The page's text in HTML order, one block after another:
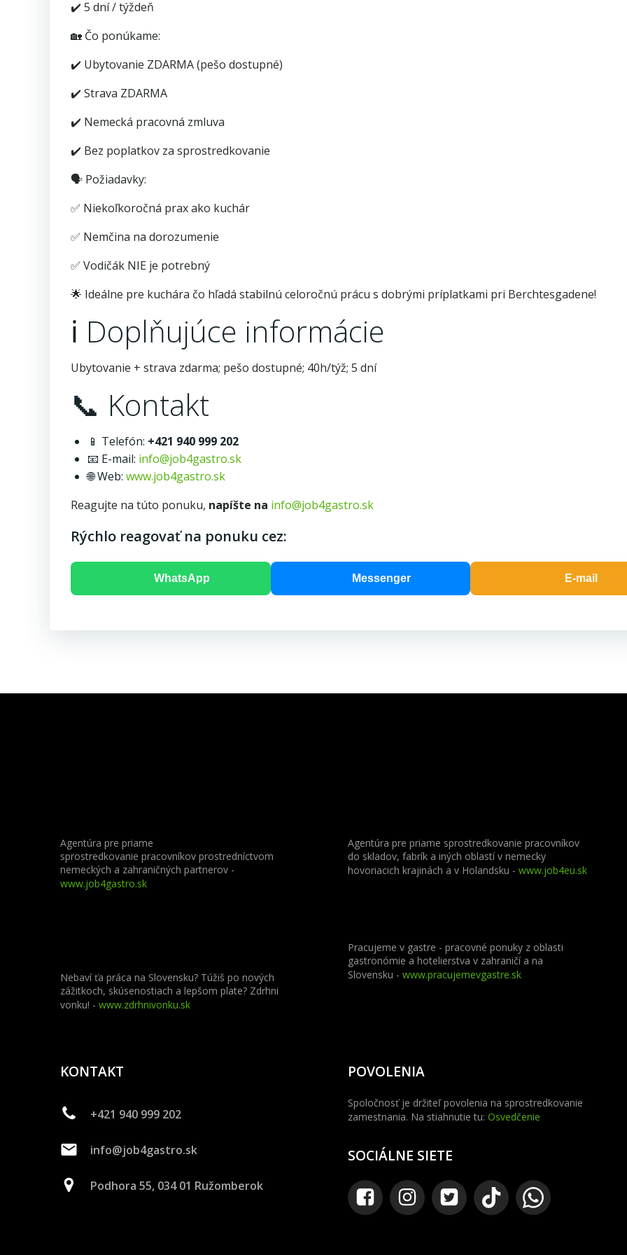
✔️ 5 dní / týždeň
🏡 Čo ponúkame:
✔️ Ubytovanie ZDARMA (pešo dostupné)
✔️ Strava ZDARMA
✔️ Nemecká pracovná zmluva
✔️ Bez poplatkov za sprostredkovanie
🗣️ Požiadavky:
✅ Niekoľkoročná prax ako kuchár
✅ Nemčina na dorozumenie
✅ Vodičák NIE je potrebný
🌟 Ideálne pre kuchára čo hľadá stabilnú celoročnú prácu s dobrými príplatkami pri Berchtesgadene!
ℹ️ Doplňujúce informácie
Ubytovanie + strava zdarma; pešo dostupné; 40h/týž; 5 dní
📞 Kontakt
📱 Telefón: +421 940 999 202
📧 E-mail: info@job4gastro.sk
🌐 Web: www.job4gastro.sk
Reagujte na túto ponuku, napíšte na info@job4gastro.sk
Rýchlo reagovať na ponuku cez:
WhatsApp Messenger E-mail
Agentúra pre priame
sprostredkovanie pracovníkov prostredníctvom
nemeckých a zahraničných partnerov -
www.job4gastro.sk
Nebaví ťa práca na Slovensku? Túžiš po nových
zážitkoch, skúsenostiach a lepšom plate? Zdrhni
vonku! -www.zdrhnivonku.sk
Agentúra pre priame sprostredkovanie pracovníkov
do skladov, fabrík a iných oblastí v nemecky
hovoriacich krajinách a v Holandsku - www.job4eu.sk
Pracujeme v gastre - pracovné ponuky z oblasti
gastronómie a hotelierstva v zahraničí a na
Slovensku - www.pracujemevgastre.sk
KONTAKT
+421 940 999 202
info@job4gastro.sk
Podhora 55, 034 01 Ružomberok
POVOLENIA
Spoločnosť je držiteľ povolenia na sprostredkovanie
zamestnania. Na stiahnutie tu: Osvedčenie
SOCIÁLNE SIETE